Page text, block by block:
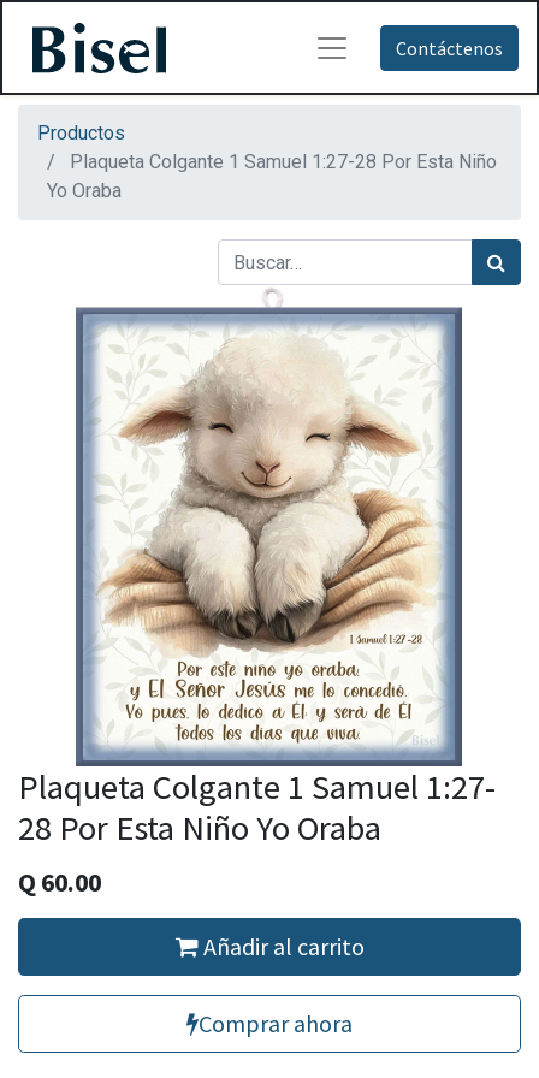
Contáctenos
Productos
Plaqueta Colgante 1 Samuel 1:27-28 Por Esta Niño
Yo Oraba
Plaqueta Colgante 1 Samuel 1:27-
28 Por Esta Niño Yo Oraba
Q 60.00
Añadir al carrito
Comprar ahora